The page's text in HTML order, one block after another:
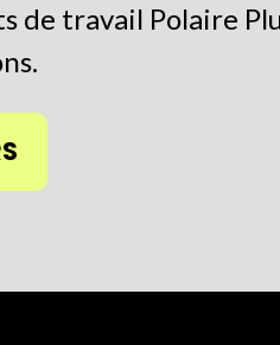
de travail Polaire